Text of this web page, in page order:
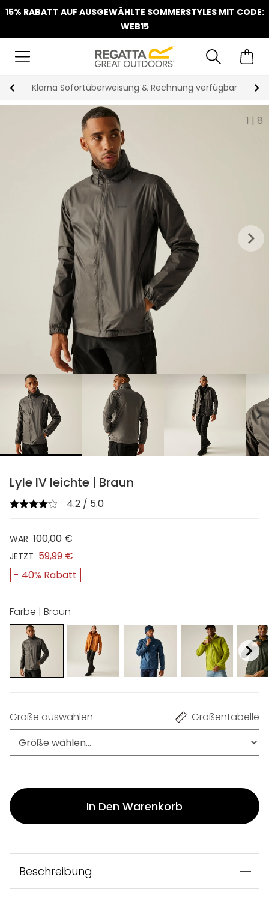
15% RABATT AUF AUSGEWÄHLTE SOMMERSTYLES MIT CODE:
WEB15
Klarna Sofortüberweisung & Rechnung verfügbar
1 | 8
keyboard_arrow_right
chevron_right
Lyle IV leichte | Braun
4.2 / 5.0
WAR 100,00 €
JETZT 59,99 €
- 40% Rabatt
Farbe | Braun
Größe auswählen Größentabelle
In Den Warenkorb
Beschreibung